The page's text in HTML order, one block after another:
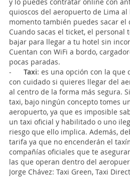
quioscos del aeropuerto de Lima
momento también puedes sacar el
Cuando sacas el ticket, el personal
bajar para llegar a tu hotel sin
Cuentan con WiFi a bordo,
pocas paradas.
- Taxi: es una opción con la que
con cuidado si quieres llegar del
al centro de la forma más segura.
taxi, bajo ningún concepto tomes
aeropuerto, ya que es imposible
un taxi oficial y habilitado o uno
riesgo que ello implica. Además,
tarifa ya que no encenderán el
compañías oficiales que te
las que operan dentro del
Jorge Chávez: Taxi Green, Taxi